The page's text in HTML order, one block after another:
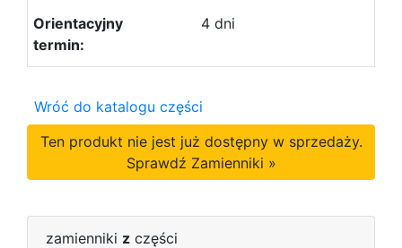
4 dni
Wróć do katalogu części
Ten produkt nie jest już dostępny w sprzedaży.
Sprawdź Zamienniki »
zamienniki z części